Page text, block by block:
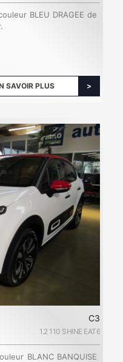
BLEU DRAGEE de
SAVOIR PLUS
C3
1.2 110 SHINE EAT6
BLANC BANQUISE